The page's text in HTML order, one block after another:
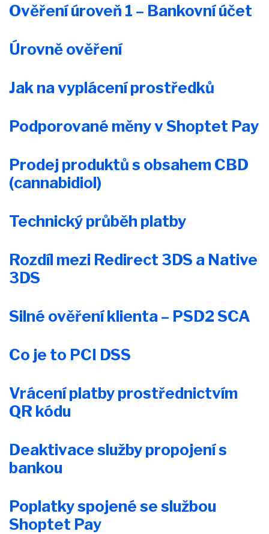
Ověření úroveň 1 – Bankovní účet
Úrovně ověření
Jak na vyplácení prostředků
Podporované měny v Shoptet Pay
Prodej produktů s obsahem CBD
(cannabidiol)
Technický průběh platby
Rozdíl mezi Redirect 3DS a Native
3DS
Silné ověření klienta – PSD2 SCA
Co je to PCI DSS
Vrácení platby prostřednictvím
QR kódu
Deaktivace služby propojení s
bankou
Poplatky spojené se službou
Shoptet Pay